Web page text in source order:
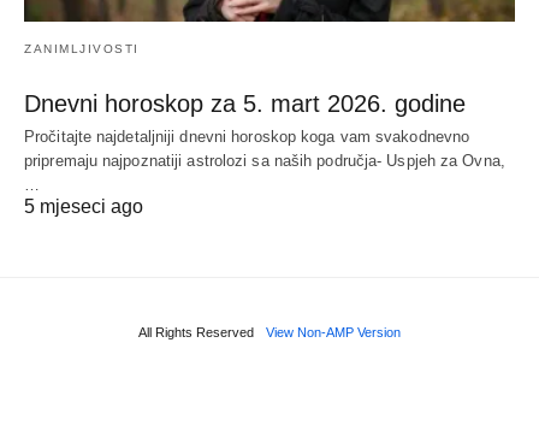
ZANIMLJIVOSTI
Dnevni horoskop za 5. mart 2026. godine
Pročitajte najdetaljniji dnevni horoskop koga vam svakodnevno
pripremaju najpoznatiji astrolozi sa naših područja- Uspjeh za Ovna,
…
5 mjeseci ago
All Rights Reserved View Non-AMP Version